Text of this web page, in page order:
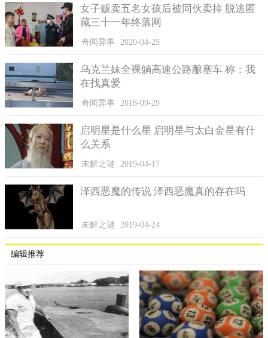
女子贩卖五名女孩后被同伙卖掉 脱逃匿
藏三十一年终落网
奇闻异事 2020-04-25
乌克兰妹全裸躺高速公路酿塞车 称：我
在找真爱
奇闻异事 2018-09-29
启明星是什么星 启明星与太白金星有什
么关系
未解之谜 2019-04-17
泽西恶魔的传说 泽西恶魔真的存在吗
未解之谜 2019-04-24
编辑推荐